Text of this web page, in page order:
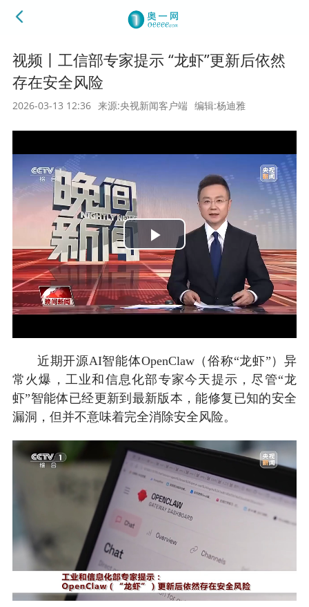
视频丨工信部专家提示 “龙虾”更新后依然
存在安全风险
2026-03-13 12:36 来源:央视新闻客户端 编辑:杨迪雅
Play
Video
近期开源AI智能体OpenClaw（俗称“龙虾”）异
常火爆，工业和信息化部专家今天提示，尽管“龙
虾”智能体已经更新到最新版本，能修复已知的安全
漏洞，但并不意味着完全消除安全风险。